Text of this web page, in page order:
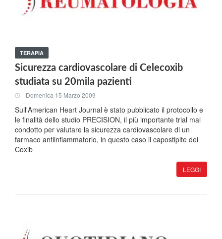
TERAPIA
Sicurezza cardiovascolare di Celecoxib
studiata su 20mila pazienti
Domenica 15 Marzo 2009
Sull'American Heart Journal è stato pubblicato il protocollo e
le finalità dello studio PRECISION, il più importante trial mai
condotto per valutare la sicurezza cardiovascolare di un
farmaco antiinfiammatorio, in questo caso il capostipite dei
Coxib
LEGGI